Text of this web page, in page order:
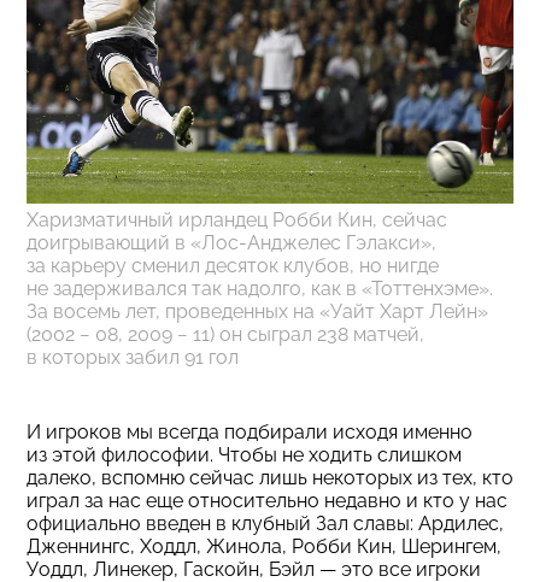
Харизматичный ирландец Робби Кин, сейчас
доигрывающий в «Лос-Анджелес Гэлакси»,
за карьеру сменил десяток клубов, но нигде
не задерживался так надолго, как в «Тоттенхэме».
За восемь лет, проведенных на «Уайт Харт Лейн»
(2002 − 08, 2009 − 11) он сыграл 238 матчей,
в которых забил 91 гол
И игроков мы всегда подбирали исходя именно
из этой философии. Чтобы не ходить слишком
далеко, вспомню сейчас лишь некоторых из тех, кто
играл за нас еще относительно недавно и кто у нас
официально введен в клубный Зал славы: Ардилес,
Дженнингс, Ходдл, Жинола, Робби Кин, Шерингем,
Уоддл, Линекер, Гаскойн, Бэйл — это все игроки